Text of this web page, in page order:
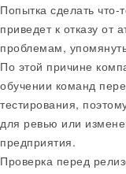
Попытка сделать
приведет к отказу от
проблемам,
По этой причине
обучении команд
тестирования,
для ревью или
предприятия.
Проверка перед